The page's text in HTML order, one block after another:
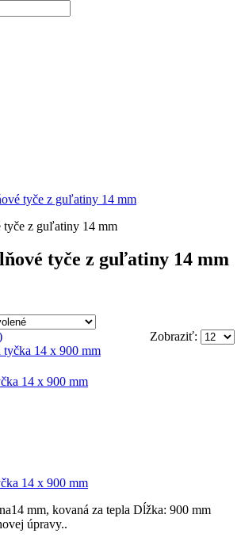
tyče z guľatiny 14 mm
tyče z guľatiny 14 mm
Zobraziť:
14 x 900 mm
14 x 900 mm
mm, kovaná za tepla Dĺžka: 900 mm
úpravy..